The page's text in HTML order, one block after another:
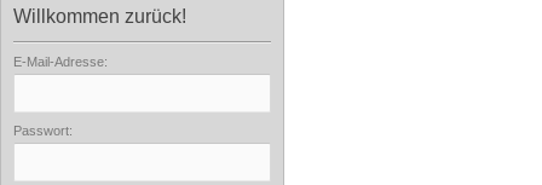
Willkommen zurück!
E-Mail-Adresse:
Passwort: